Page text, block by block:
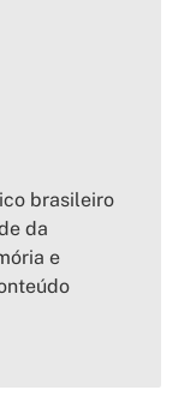
brasileiro
da
e